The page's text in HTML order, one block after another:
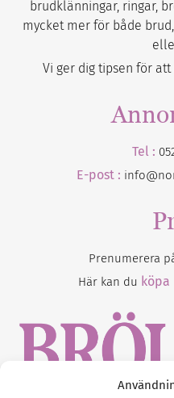
brudklänningar, ringar,
mycket mer för både
Vi ger dig tipsen för
Tel :
E-post :
Prenumerera
Här kan du köpa